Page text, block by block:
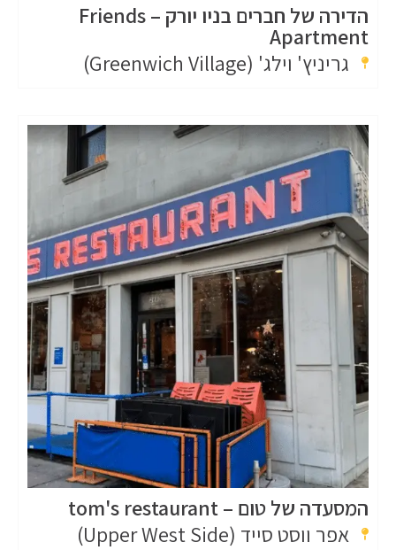
הדירה של חברים בניו יורק – Friends
Apartment
גריניץ' וילג' (Greenwich Village)
המסעדה של טום – tom's restaurant
אפר ווסט סייד (Upper West Side)